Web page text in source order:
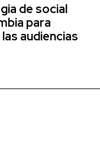
de social
para
audiencias